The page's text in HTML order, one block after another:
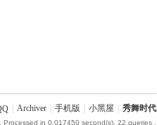
Archiver 手机版 小黑屋 秀舞时代
, Processed in 0.017450 second(s), 22 queries .